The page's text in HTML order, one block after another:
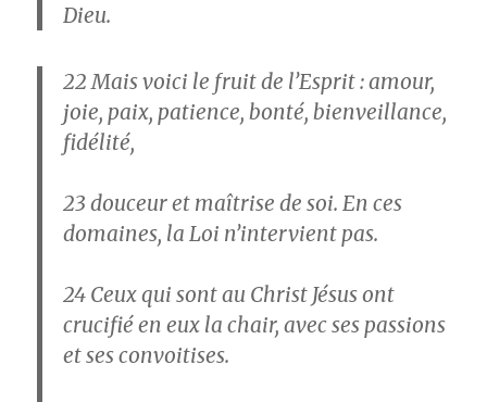
Dieu.
22Mais voici le fruit de l’Esprit : amour,
joie, paix, patience, bonté, bienveillance,
fidélité,
23 douceur et maîtrise de soi. En ces
domaines, la Loi n’intervient pas.
24 Ceux qui sont au Christ Jésus ont
crucifié en eux la chair, avec ses passions
et ses convoitises.